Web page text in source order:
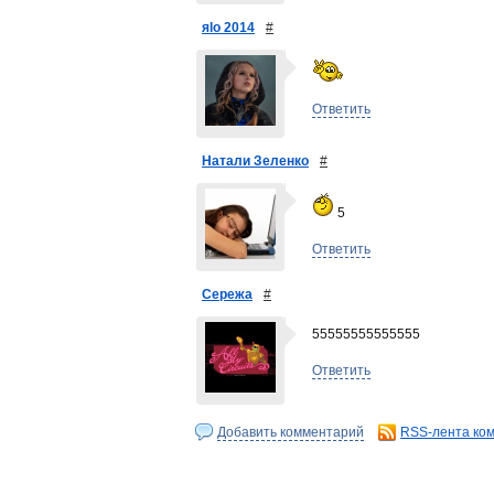
яlo 2014 #
Ответить
Натали Зеленко #
5
Ответить
Сережа #
55555555555555
Ответить
Добавить комментарий RSS-лента